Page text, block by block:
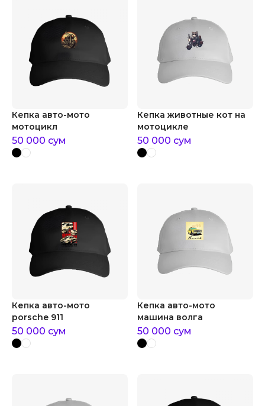
Кепка авто-мото
мотоцикл
50 000 сум
Кепка животные кот на
мотоцикле
50 000 сум
Кепка авто-мото
porsche 911
50 000 сум
Кепка авто-мото
машина волга
50 000 сум